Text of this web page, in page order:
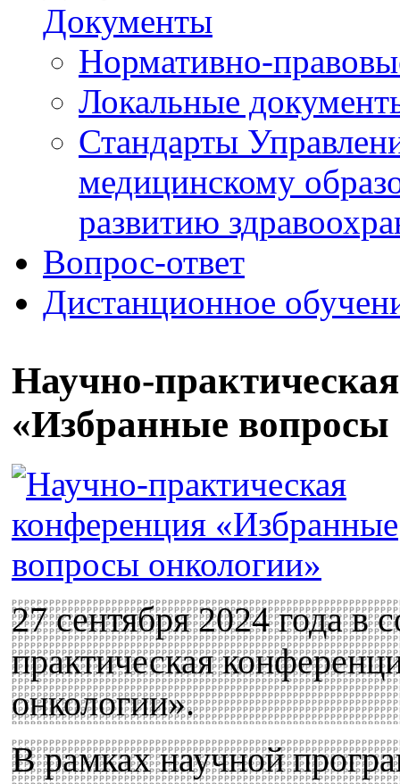
Документы
Нормативно-
Локальные
Стандарты
медицинскому
развитию
Вопрос-ответ
Дистанционное
Научно-
«Избранные вопросы
27 сентября 2024 года в
практическая
онкологии».
В рамках научной